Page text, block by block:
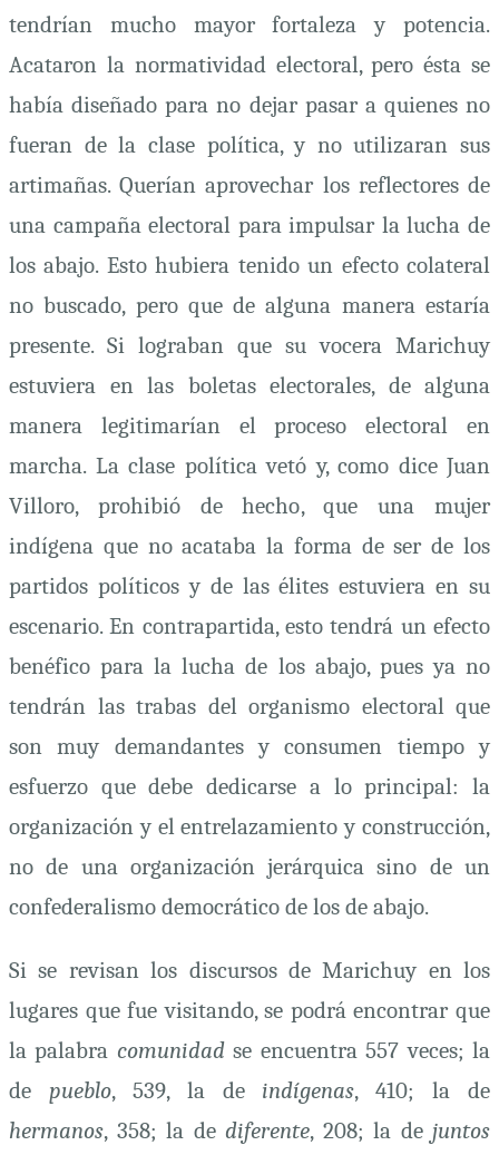
tendrían mucho mayor fortaleza y potencia.
Acataron la normatividad electoral, pero ésta se
había diseñado para no dejar pasar a quienes no
fueran de la clase política, y no utilizaran sus
artimañas. Querían aprovechar los reflectores de
una campaña electoral para impulsar la lucha de
los abajo. Esto hubiera tenido un efecto colateral
no buscado, pero que de alguna manera estaría
presente. Si lograban que su vocera Marichuy
estuviera en las boletas electorales, de alguna
manera legitimarían el proceso electoral en
marcha. La clase política vetó y, como dice Juan
Villoro, prohibió de hecho, que una mujer
indígena que no acataba la forma de ser de los
partidos políticos y de lasélites estuviera en su
escenario. En contrapartida, esto tendrá un efecto
benéfico para la lucha de los abajo, pues ya no
tendrán las trabas del organismo electoral que
son muy demandantes y consumen tiempo y
esfuerzo que debe dedicarse a lo principal: la
organización y el entrelazamiento y construcción,
no de una organización jerárquica sino de un
confederalismo democrático de los de abajo.
Si se revisan los discursos de Marichuy en los
lugares que fue visitando, se podrá encontrar que
la palabra comunidadse encuentra 557 veces; la
de pueblo, 539, la de indígenas, 410; la de
hermanos, 358; la de diferente, 208; la de juntos